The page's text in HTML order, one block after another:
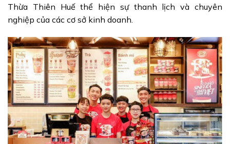
Thừa Thiên Huế thể hiện sự thanh lịch và chuyên
nghiệp của các cơ sở kinh doanh.